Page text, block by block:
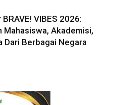
BRAVE! VIBES 2026:
Mahasiswa, Akademisi,
Dari Berbagai Negara